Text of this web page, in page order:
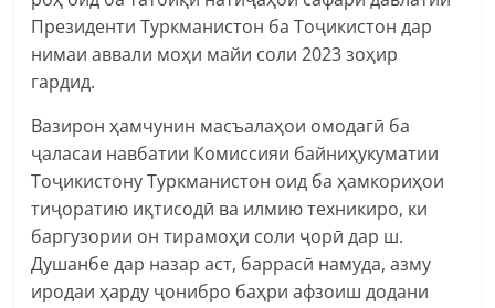
Президенти Туркманистон ба Тоҷикистон дар
нимаи аввали моҳи майи соли 2023 зоҳир
гардид.
Вазирон ҳамчунин масъалаҳои омодагӣ ба
ҷаласаи навбатии Комиссияи байниҳукуматии
Тоҷикистону Туркманистон оид ба ҳамкориҳои
тиҷоратию иқтисодӣ ва илмию техникиро, ки
баргузории он тирамоҳи соли ҷорӣ дар ш.
Душанбе дар назар аст, баррасӣ намуда, азму
иродаи ҳарду ҷонибро баҳри афзоиш додани